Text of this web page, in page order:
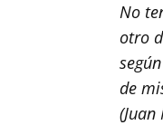
No
otro
de